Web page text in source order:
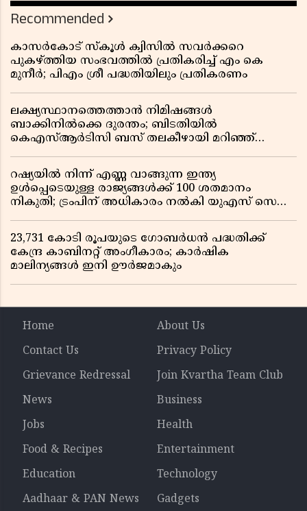
Recommended
കാസർകോട് സ്കൂൾ ക്വിസിൽ സവർക്കറെ
പുകഴ്ത്തിയ സംഭവത്തിൽ പ്രതികരിച്ച് എം കെ
മുനീർ; പിഎം ശ്രീ പദ്ധതിയിലും പ്രതികരണം
ലക്ഷ്യസ്ഥാനത്തെത്താൻ നിമിഷങ്ങൾ
ബാക്കിനിൽക്കെ ദുരന്തം; ബിടതിയിൽ
കെഎസ്ആർടിസി ബസ് തലകീഴായി മറിഞ്ഞ്
റഷ്യയിൽ നിന്ന് എണ്ണ വാങ്ങുന്ന ഇന്ത്യ
ഉൾപ്പെടെയുള്ള രാജ്യങ്ങൾക്ക് 100 ശതമാനം
നികുതി; ട്രംപിന് അധികാരം നൽകി യുഎസ് സെനറ്റ്
23,731 കോടി രൂപയുടെ ഗോബർധൻ പദ്ധതിക്ക്
കേന്ദ്ര കാബിനറ്റ് അംഗീകാരം; കാർഷിക
മാലിന്യങ്ങൾ ഇനി ഊർജമാകും
Home
About Us
Contact Us
Privacy Policy
Grievance Redressal
Join Kvartha Team Club
News
Business
Jobs
Health
Food & Recipes
Entertainment
Education
Technology
Aadhaar & PAN News
Gadgets